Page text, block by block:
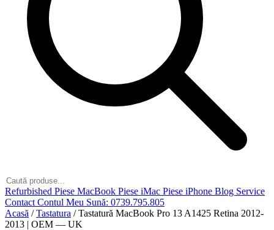
Refurbished Piese MacBook Piese iMac Piese iPhone Blog Service
Contact Contul Meu Sună: 0739.795.805
Acasă / Tastatura / Tastatură MacBook Pro 13 A1425 Retina 2012-
2013 | OEM — UK